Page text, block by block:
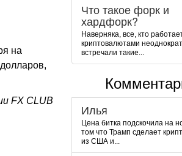
на
FX CLUB
Что такое форк и
хардфорк?
Наверняка, все, кто
криптовалютами
встречали такие...
Илья
Цена битка подскочила на
том что Трамп сделает
из США и...